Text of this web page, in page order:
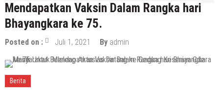
Mendapatkan Vaksin Dalam Rangka hari
Bhayangkara ke 75.
Posted on : Juli 1, 2021 By admin
Berita